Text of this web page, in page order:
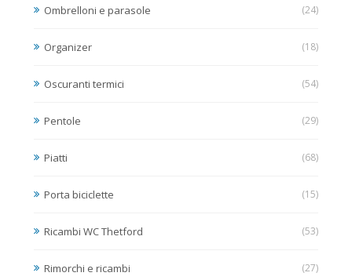
Ombrelloni e parasole (24)
Organizer (18)
Oscuranti termici (54)
Pentole (29)
Piatti (68)
Porta biciclette (15)
Ricambi WC Thetford (53)
Rimorchi e ricambi (27)